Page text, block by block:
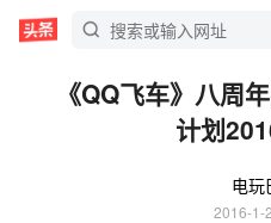
《QQ飞车》八周
计划
电玩
2016-1-